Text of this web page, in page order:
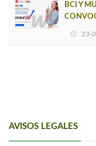
BCI Y
23-
AVISOS LEGALES